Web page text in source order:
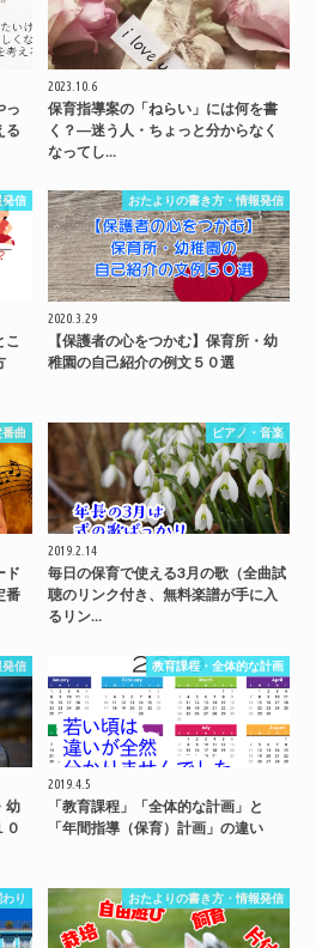
っ
る
2023.10.6
保育指導案の「ねらい」には何を書
く？―迷う人・ちょっと分からなく
なってし…
発信
こ
おたよりの書き方・情報発信
2020.3.29
【保護者の心をつかむ】保育所・幼
稚園の自己紹介の例文５０選
曲
ド
番
ピアノ・音楽
2019.2.14
毎日の保育で使える3月の歌（全曲試
聴のリンク付き、無料楽譜が手に入
るリン…
発信
幼
０
教育課程・全体的な計画
2019.4.5
「教育課程」「全体的な計画」と
「年間指導（保育）計画」の違い
り おたよりの書き方・情報発信